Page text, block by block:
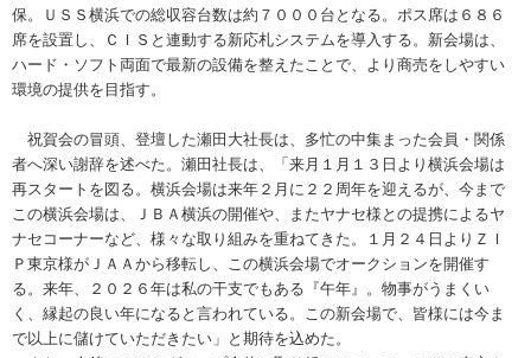
保。ＵＳＳ横浜での総収容台数は約７０００台となる。ポス席は６８６
席を設置し、ＣＩＳと連動する新応札システムを導入する。新会場は、
ハード・ソフト両面で最新の設備を整えたことで、より商売をしやすい
環境の提供を目指す。
祝賀会の冒頭、登壇した瀬田大社長は、多忙の中集まった会員・関係
者へ深い謝辞を述べた。瀬田社長は、「来月１月１３日より横浜会場は
再スタートを図る。横浜会場は来年２月に２２周年を迎えるが、今まで
この横浜会場は、ＪＢＡ横浜の開催や、またヤナセ様との提携によるヤ
ナセコーナーなど、様々な取り組みを重ねてきた。１月２４日よりＺＩ
Ｐ東京様がＪＡＡから移転し、この横浜会場でオークションを開催す
る。来年、２０２６年は私の干支でもある『午年』。物事がうまくい
く、縁起の良い年になると言われている。この新会場で、皆様には今ま
で以上に儲けていただきたい」と期待を込めた。